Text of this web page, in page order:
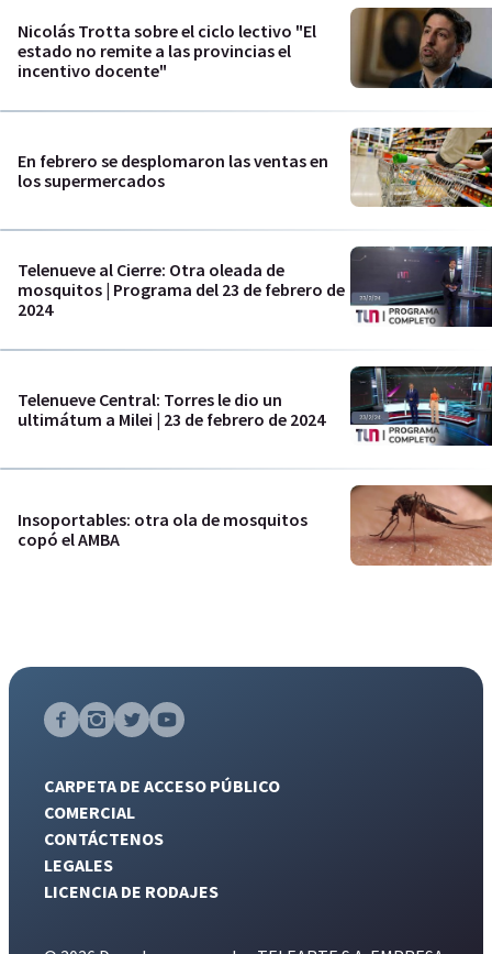
Nicolás Trotta sobre el ciclo lectivo "El
estado no remite a las provincias el
incentivo docente"
En febrero se desplomaron las ventas en
los supermercados
Telenueve al Cierre: Otra oleada de
mosquitos | Programa del 23 de febrero de
2024
Telenueve Central: Torres le dio un
ultimátum a Milei | 23 de febrero de 2024
Insoportables: otra ola de mosquitos
copó el AMBA
CARPETA DE ACCESO PÚBLICO
COMERCIAL
CONTÁCTENOS
LEGALES
LICENCIA DE RODAJES